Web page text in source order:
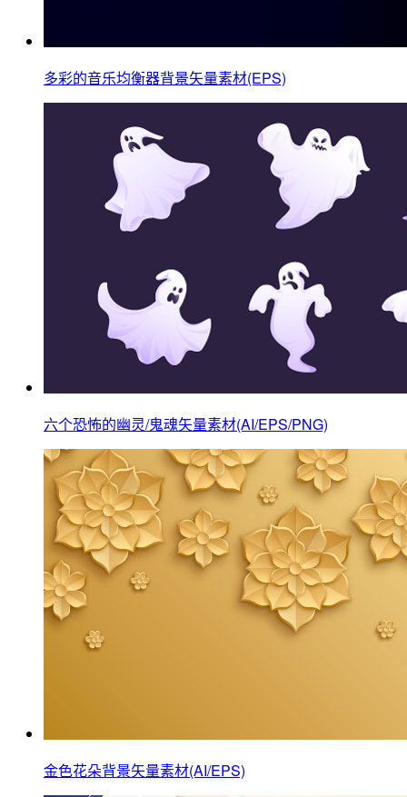
多彩的音乐均衡器背景矢量素材(EPS)
六个恐怖的幽灵/鬼魂矢量素材(AI/EPS/PNG)
金色花朵背景矢量素材(AI/EPS)